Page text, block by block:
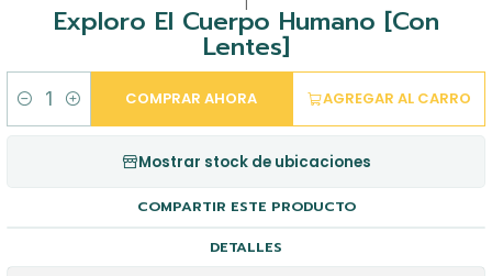
Exploro El Cuerpo Humano [Con
Lentes]
Cantidad
AGREGAR AL CARRO
COMPRAR AHORA
Mostrar stock de ubicaciones
COMPARTIR ESTE PRODUCTO
DETALLES